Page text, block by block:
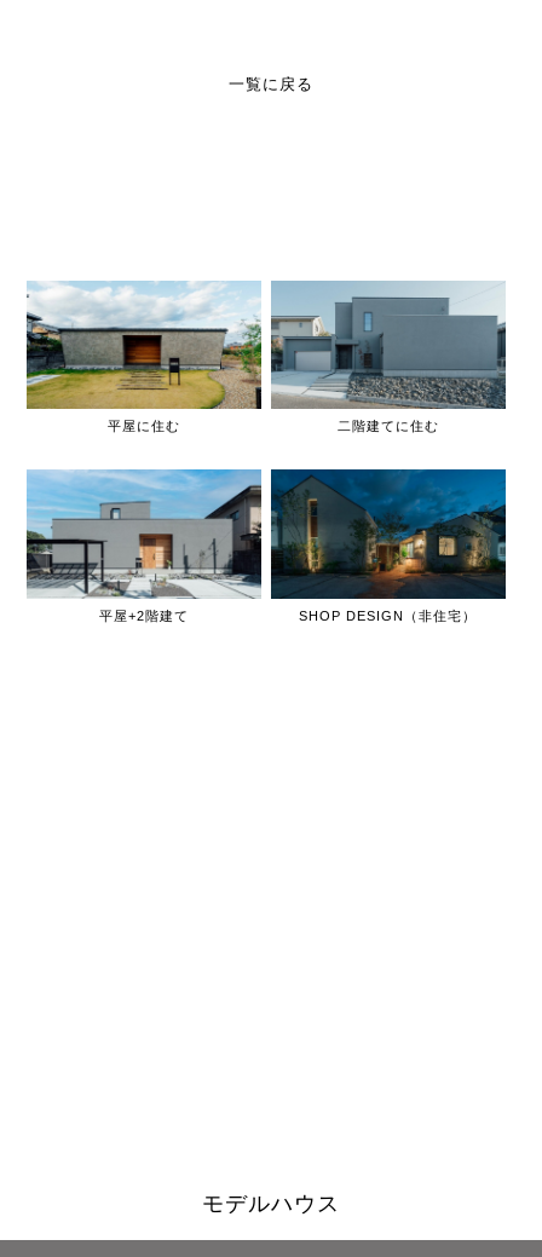
一覧に戻る
平屋に住む 二階建てに住む
平屋+2階建て SHOP DESIGN（非住宅）
モデルハウス